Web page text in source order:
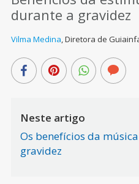
durante a gravidez
Vilma Medina,Diretora de
Neste artigo
Os benefícios da
gravidez